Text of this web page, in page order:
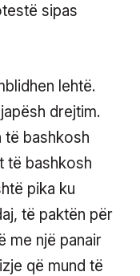
sipas
lehtë.
drejtim.
të bashkosh
të bashkosh
pika ku
të paktën për
me një panair
që mund të